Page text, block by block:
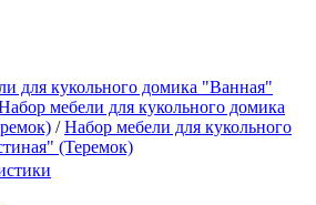
для кукольного домика "Ванная"
мебели для кукольного домика
/Набор мебели для кукольного
(Теремок)